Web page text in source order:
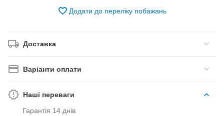
Додати до переліку побажань
Доставка
Варіанти оплати
Наші переваги
Гарантія 14 днів